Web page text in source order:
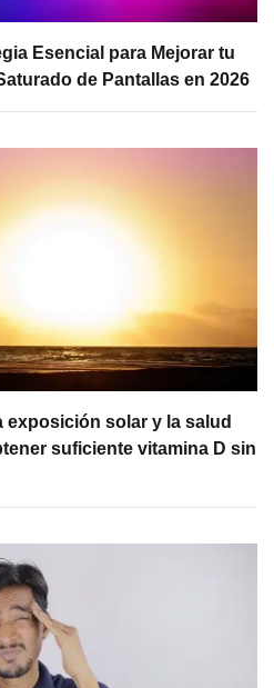
Esencial para Mejorar tu
de Pantallas en 2026
exposición solar y la salud
suficiente vitamina D sin